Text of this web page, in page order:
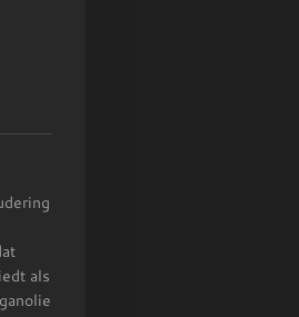
als